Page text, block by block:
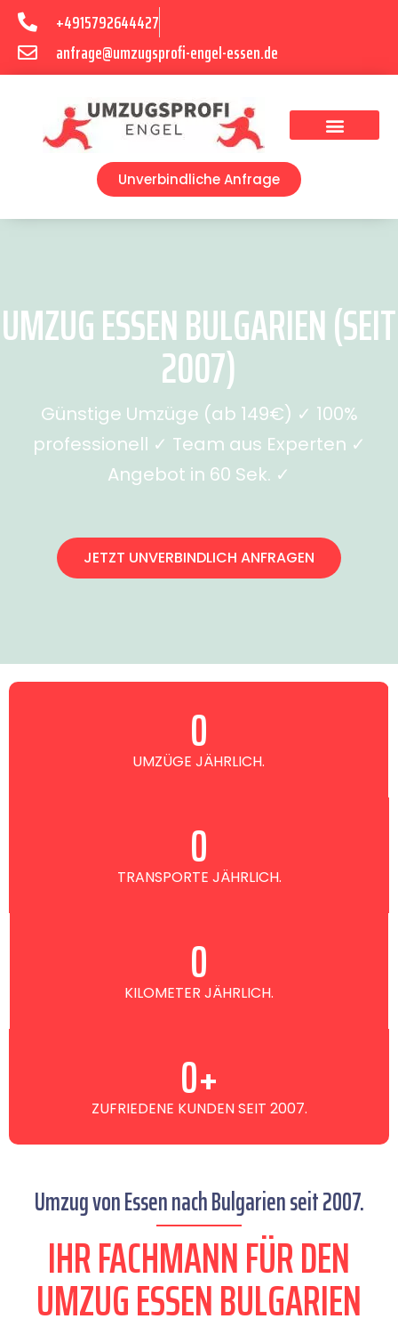
+4915792644427
anfrage@umzugsprofi-engel-essen.de
Unverbindliche Anfrage
UMZUG ESSEN BULGARIEN (SEIT
2007)
Günstige Umzüge (ab 149€) ✓ 100%
professionell ✓ Team aus Experten ✓
Angebot in 60 Sek. ✓
JETZT UNVERBINDLICH ANFRAGEN
UMZÜGE JÄHRLICH.
0
TRANSPORTE JÄHRLICH.
0
KILOMETER JÄHRLICH.
0
ZUFRIEDENE KUNDEN SEIT 2007.
0+
Umzug von Essen nach Bulgarien seit 2007.
IHR FACHMANN FÜR DEN
UMZUG ESSEN BULGARIEN